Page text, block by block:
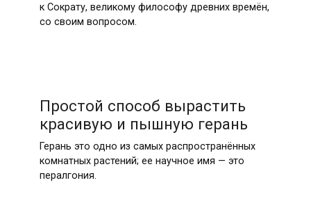
к Сократу, великому философу древних времён,
со своим вопросом.
Простой способ вырастить
красивую и пышную герань
Герань это одно из самых распространённых
комнатных растений; ее научное имя — это
пералгония.